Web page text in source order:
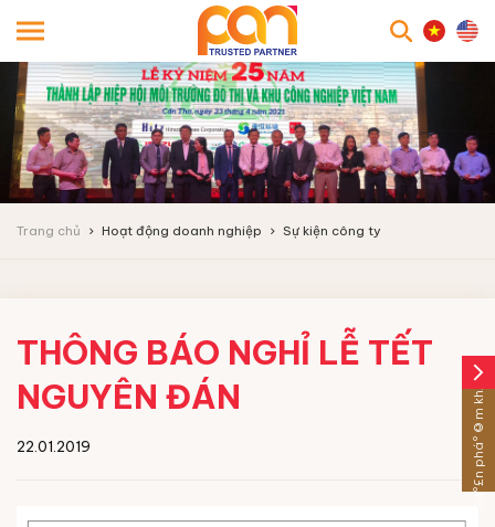
Trang chủ Hoạt động doanh nghiệp Sự kiện công ty
THÔNG BÁO NGHỈ LỄ TẾT
NGUYÊN ĐÁN
22.01.2019
arrow_forward_ios
Sáº£n pháº©m khÃ¡c